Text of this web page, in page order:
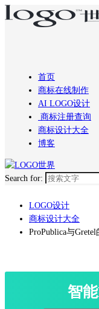
首页
商标在线制作
AI LOGO设计
商标注册查询
商标设计大全
博客
Search for:
LOGO设计
商标设计大全
ProPublica与
智